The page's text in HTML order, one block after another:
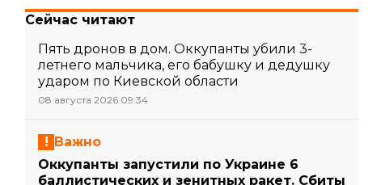
Сейчас читают
Пять дронов в дом. Оккупанты убили 3-
летнего мальчика, его бабушку и дедушку
ударом по Киевской области
08 августа 2026 09:34
Важно
Оккупанты запустили по Украине 6
баллистических и зенитных ракет. Сбиты